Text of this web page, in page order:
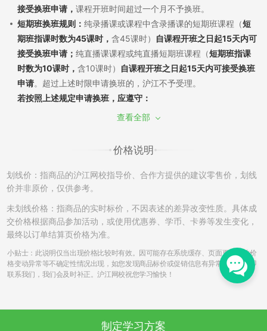
接受换班申请， 课程开班时间超过一个月不予换班。
短期班换班规则： 纯录播课或课程中含录播课的短期班课程（短
期班指课时数为45课时， 含45课时）
自课程开班之日起15天内可
接受换班申请； 纯直播课课程或纯直播短期班课程（短期班指课
时数为10课时， 含10课时）
自课程开班之日起15天内可接受换班
申请。超过上述时限申请换班的，沪江不予受理。
若按照上述规定申请换班，应遵守：
（1）换班需经过学员申请和沪江审批，换班差价需遵循现行售后
补；同课不同班换班：自课程开班之日起7天内，且未产生听课记
录，可申请换班至该课程的其他班级，差价不退不补。
（2）如产生课程换班，开通课程时使用消耗的学习卡/优惠券将
不能再次使用，亦不能在置换的班级中进行抵扣课程费用。
（3）开通的课程只有一次换班机会，已申请并成功更换的课程不
再接受换班申请。另外，成功换班后的课程，不再享有申请退班
的权利。例如A课程-->B课程，B课程不能再次申请更换和退班。
（4）更换课程中，若申请由课程费用低的班级换至为课程费用高
的班级，根据学员的需要申请，沪江可提供差额部分费用对应的
的发票；若换班申请是从课程费用高的班级换至课程费用低的班
签约班，自课程开班之日起第8天不接受换班申请。
查看全部
价格说明
划线价：指商品的沪江网校指导价、合作方提供的建议零售价，划线
价并非原价，仅供参考。
未划线价格：指商品的实时标价，不因表述的差异改变性质。具体成
交价格根据商品参加活动，或使用优惠券、学币、卡券等发生变化，
最终以订单结算页价格为准。
小贴士：此说明仅当出现价格比较时有效。因可能存在系统缓存、页面更新导致价
格变动异常等不确定性情况出现，如您发现商品标价或促销信息有异常，请您立即
联系我们，我们会及时补正。沪江网校祝您学习愉快！
制定学习方案